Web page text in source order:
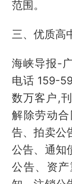
范围。
三、优质高
海峡导报-
电话 159-
数万客户,
解除劳动
告、拍卖公
公告、通知
公告、资